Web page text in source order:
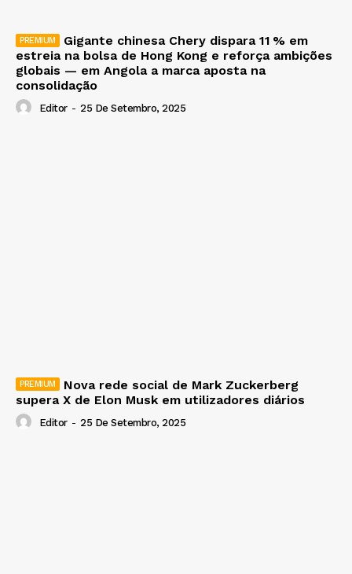
Gigante chinesa Chery dispara 11 % em
estreia na bolsa de Hong Kong e reforça ambições
globais — em Angola a marca aposta na
consolidação
Editor - 25 De Setembro, 2025
Nova rede social de Mark Zuckerberg
supera X de Elon Musk em utilizadores diários
Editor - 25 De Setembro, 2025